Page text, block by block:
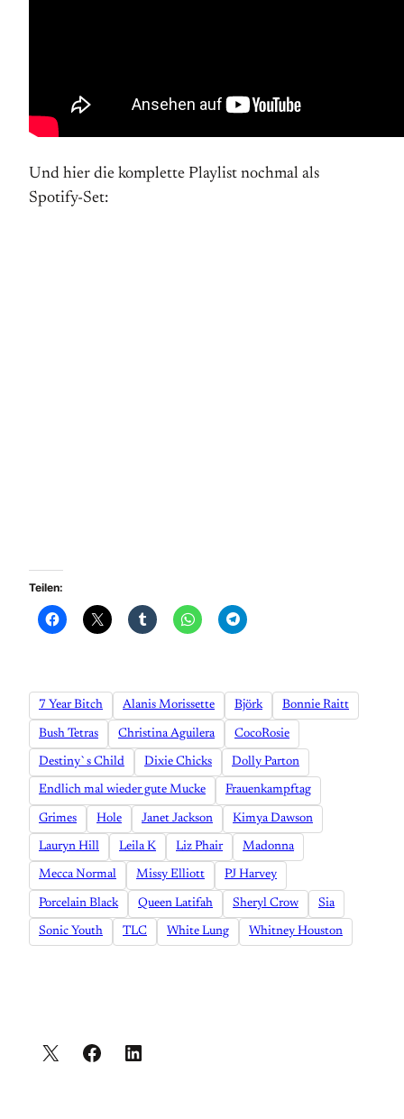
Und hier die komplette Playlist nochmal als
Spotify-Set:
Teilen:
7 Year Bitch Alanis Morissette Björk Bonnie Raitt
Bush Tetras Christina Aguilera CocoRosie
Destiny`s Child Dixie Chicks Dolly Parton
Endlich mal wieder gute Mucke Frauenkampftag
Grimes Hole Janet Jackson Kimya Dawson
Lauryn Hill Leila K Liz Phair Madonna
Mecca Normal Missy Elliott PJ Harvey
Porcelain Black Queen Latifah Sheryl Crow Sia
Sonic Youth TLC White Lung Whitney Houston